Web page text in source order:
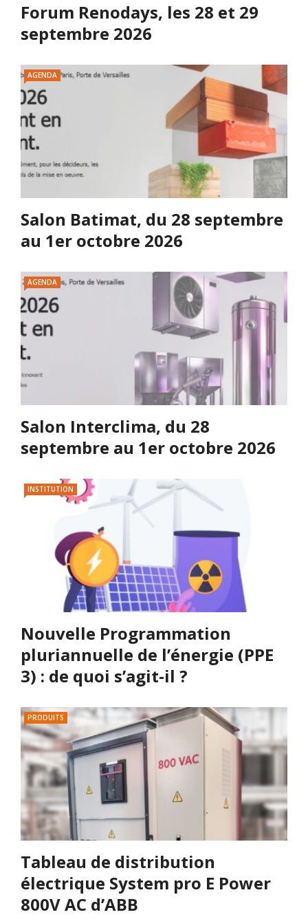
Forum Renodays, les 28 et 29
septembre 2026
AGENDA
Salon Batimat, du 28 septembre
au 1er octobre 2026
AGENDA
Salon Interclima, du 28
septembre au 1er octobre 2026
INSTITUTION
Nouvelle Programmation
pluriannuelle de l’énergie (PPE
3) : de quoi s’agit-il ?
PRODUITS
Tableau de distribution
électrique System pro E Power
800V AC d’ABB